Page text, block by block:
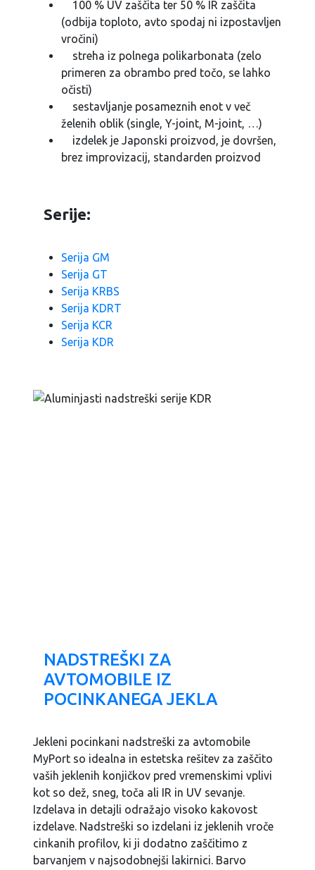
100 % UV zaščita ter 50 % IR zaščita
(odbija toploto, avto spodaj ni izpostavljen
vročini)
streha iz polnega polikarbonata (zelo
primeren za obrambo pred točo, se lahko
očisti)
sestavljanje posameznih enot v več
želenih oblik (single, Y-joint, M-joint, …)
izdelek je Japonski proizvod, je dovršen,
brez improvizacij, standarden proizvod
Serije:
Serija GM
Serija GT
Serija KRBS
Serija KDRT
Serija KCR
Serija KDR
NADSTREŠKI ZA
AVTOMOBILE IZ
POCINKANEGA JEKLA
Jekleni pocinkani nadstreški za avtomobile
MyPort so idealna in estetska rešitev za zaščito
vaših jeklenih konjičkov pred vremenskimi vplivi
kot so dež, sneg, toča ali IR in UV sevanje.
Izdelava in detajli odražajo visoko kakovost
izdelave. Nadstreški so izdelani iz jeklenih vroče
cinkanih profilov, ki ji dodatno zaščitimo z
barvanjem v najsodobnejši lakirnici. Barvo